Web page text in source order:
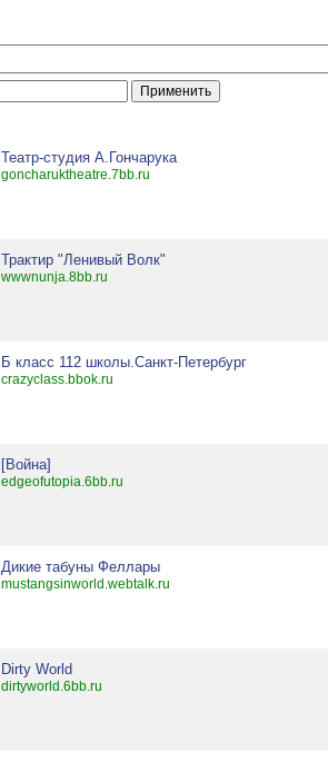
Театр-студия А.Гончарука
goncharuktheatre.7bb.ru
Трактир "Ленивый Волк"
wwwnunja.8bb.ru
Б класс 112 школы.Санкт-Петербург
crazyclass.bbok.ru
[Война]
edgeofutopia.6bb.ru
Дикие табуны Феллары
mustangsinworld.webtalk.ru
Dirty World
dirtyworld.6bb.ru